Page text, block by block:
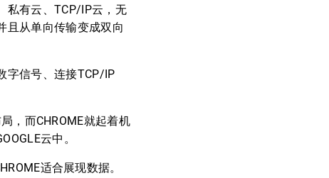
有云、TCP/IP云，无
且从单向传输变成双向
信号、连接TCP/IP
，而CHROME就起着机
云中。
适合展现数据。